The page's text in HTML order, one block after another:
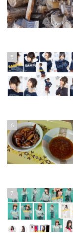
5
6
7